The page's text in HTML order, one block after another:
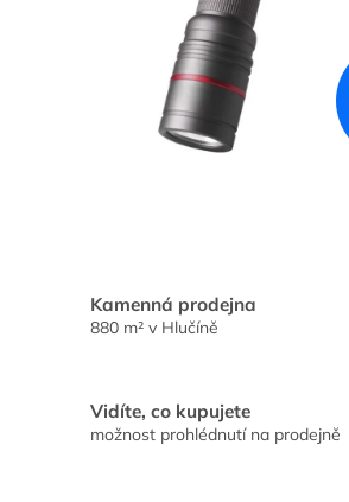
Kamenná prodejna
880 m² v Hlučíně
Vidíte, co kupujete
možnost prohlédnutí na prodejně